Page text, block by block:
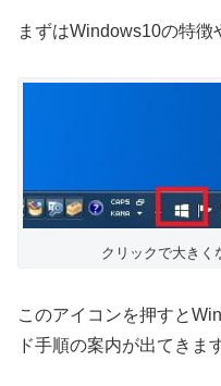
まずはWindows10の特徴
クリックで大きく
このアイコンを押すと
ド手順の案内が出てきま